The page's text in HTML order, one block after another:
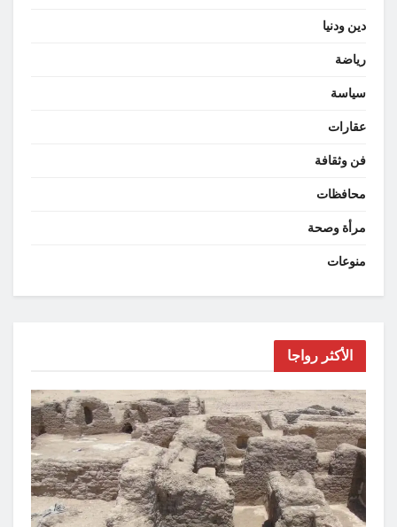
دين ودنيا
رياضة
سياسة
عقارات
فن وثقافة
محافظات
مرأة وصحة
منوعات
الأكثر رواجا